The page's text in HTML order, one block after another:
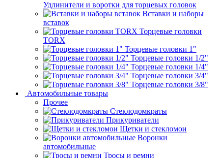
Удлинители и воротки для торцевых головок
Вставки и наборы
вставок
Торцевые головки
TORX
Торцевые головки 1"
Торцевые головки 1/2"
Торцевые головки 1/4"
Торцевые головки 3/4"
Торцевые головки 3/8"
Автомобильные товары
Прочее
Стеклодомкраты
Прикуриватели
Щетки и стекломои
Воронки
автомобильные
Тросы и ремни